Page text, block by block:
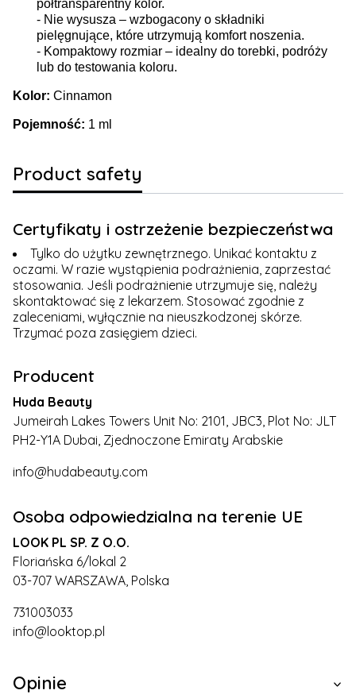
półtransparentny kolor.
- Nie wysusza – wzbogacony o składniki
pielęgnujące, które utrzymują komfort noszenia.
- Kompaktowy rozmiar – idealny do torebki, podróży
lub do testowania koloru.
Kolor: Cinnamon
Pojemność: 1 ml
Product safety
Certyfikaty i ostrzeżenie bezpieczeństwa
Tylko do użytku zewnętrznego. Unikać kontaktu z
oczami. W razie wystąpienia podrażnienia, zaprzestać
stosowania. Jeśli podrażnienie utrzymuje się, należy
skontaktować się z lekarzem. Stosować zgodnie z
zaleceniami, wyłącznie na nieuszkodzonej skórze.
Trzymać poza zasięgiem dzieci.
Producent
Huda Beauty
Jumeirah Lakes Towers Unit No: 2101, JBC3, Plot No: JLT
PH2-Y1A Dubai, Zjednoczone Emiraty Arabskie
info@hudabeauty.com
Osoba odpowiedzialna na terenie UE
LOOK PL SP. Z O.O.
Floriańska 6/lokal 2
03-707 WARSZAWA, Polska
731003033
info@looktop.pl
Opinie